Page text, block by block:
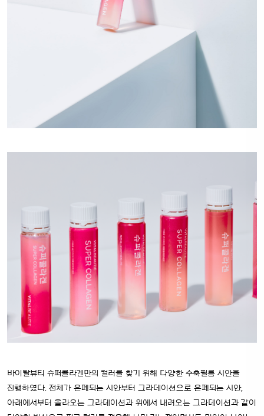
바이탈뷰티 슈퍼콜라겐만의 컬러를 찾기 위해 다양한 수축필름 시안을
진행하였다. 전체가 은폐되는 시안부터 그라데이션으로 은폐되는 시안,
아래에서부터 올라오는 그라데이션과 위에서 내려오는 그라데이션과 같이